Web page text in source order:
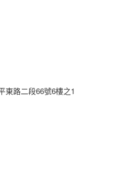
東路二段66號6樓之1